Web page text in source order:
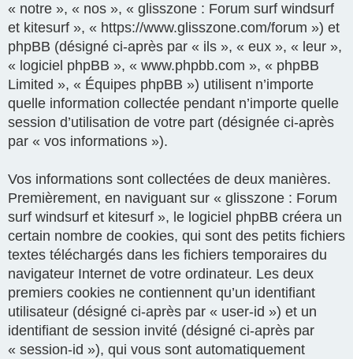
« notre », « nos », « glisszone : Forum surf windsurf
et kitesurf », « https://www.glisszone.com/forum ») et
phpBB (désigné ci-après par « ils », « eux », « leur »,
« logiciel phpBB », « www.phpbb.com », « phpBB
Limited », « Équipes phpBB ») utilisent n’importe
quelle information collectée pendant n’importe quelle
session d’utilisation de votre part (désignée ci-après
par « vos informations »).
Vos informations sont collectées de deux manières.
Premièrement, en naviguant sur « glisszone : Forum
surf windsurf et kitesurf », le logiciel phpBB créera un
certain nombre de cookies, qui sont des petits fichiers
textes téléchargés dans les fichiers temporaires du
navigateur Internet de votre ordinateur. Les deux
premiers cookies ne contiennent qu’un identifiant
utilisateur (désigné ci-après par « user-id ») et un
identifiant de session invité (désigné ci-après par
« session-id »), qui vous sont automatiquement